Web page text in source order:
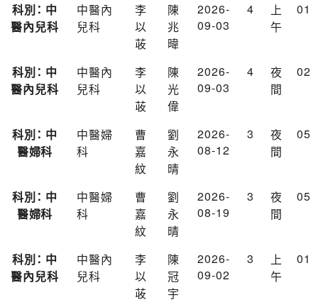
科別： 中
醫內兒科
中醫內
兒科
李
以
荍
陳
兆
暐
2026-
09-03
4
上
午
01
科別： 中
醫內兒科
中醫內
兒科
李
以
荍
陳
光
偉
2026-
09-03
4
夜
間
02
科別： 中
醫婦科
中醫婦
科
曹
嘉
紋
劉
永
晴
2026-
08-12
3
夜
間
05
科別： 中
醫婦科
中醫婦
科
曹
嘉
紋
劉
永
晴
2026-
08-19
3
夜
間
05
科別： 中
醫內兒科
中醫內
兒科
李
以
荍
陳
冠
宇
2026-
09-02
3
上
午
01